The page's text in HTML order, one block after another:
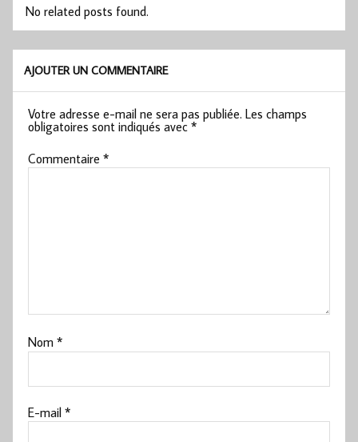
No related posts found.
AJOUTER UN COMMENTAIRE
Votre adresse e-mail ne sera pas publiée. Les champs
obligatoires sont indiqués avec*
Commentaire*
Nom*
E-mail*